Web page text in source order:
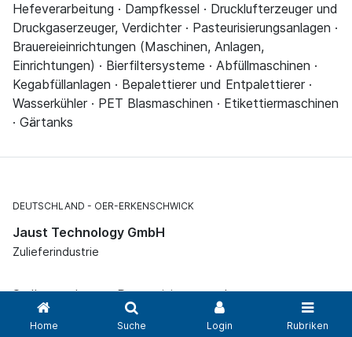
Home Suche Login Rubriken
Hefeverarbeitung · Dampfkessel · Drucklufterzeuger und
Druckgaserzeuger, Verdichter · Pasteurisierungsanlagen ·
Brauereieinrichtungen (Maschinen, Anlagen,
Einrichtungen) · Bierfiltersysteme · Abfüllmaschinen ·
Kegabfüllanlagen · Bepalettierer und Entpalettierer ·
Wasserkühler · PET Blasmaschinen · Etikettiermaschinen
· Gärtanks
DEUTSCHLAND OER-ERKENSCHWICK
Jaust Technology GmbH
Zulieferindustrie
Sudhausanlagen · Pasteurisierungsanlagen ·
Gasthausbrauereien · Keganlagen · Kegabfüllanlagen ·
Kegreinigungsanlagen · Transportanlagen,